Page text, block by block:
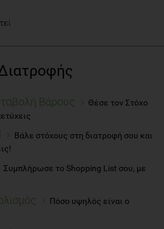
Βάρους
Θέσε τον Στόχο
Βάλε στόχους στη διατροφή σου και
Συμπλήρωσε το Shopping List σου, με
Πόσο υψηλός είναι ο